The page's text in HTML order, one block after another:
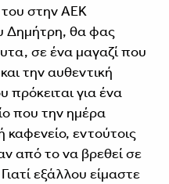
στην ΑΕΚ
Δημήτρη, θα φας
σε ένα μαγαζί που
την αυθεντική
πρόκειται για ένα
που την ημέρα
καφενείο, εντούτοις
από το να βρεθεί σε
εξάλλου είμαστε